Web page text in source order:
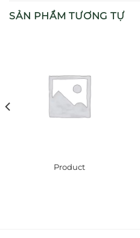
SẢN PHẨM TƯƠNG TỰ
Product